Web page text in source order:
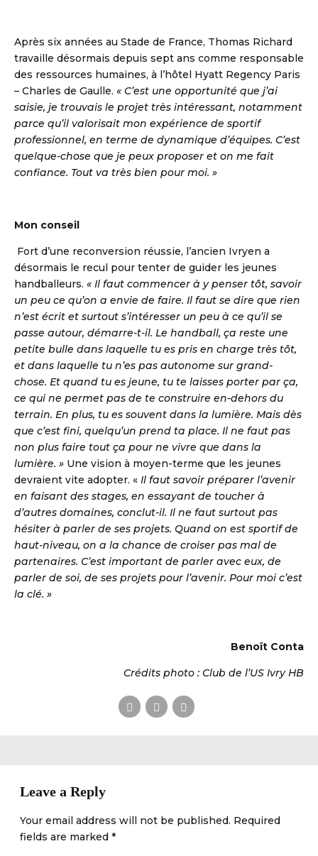
Après six années au Stade de France, Thomas Richard
travaille désormais depuis sept ans comme responsable
des ressources humaines, à l’hôtel Hyatt Regency Paris
– Charles de Gaulle. « C’est une opportunité que j’ai
saisie, je trouvais le projet très intéressant, notamment
parce qu’il valorisait mon expérience de sportif
professionnel, en terme de dynamique d’équipes. C’est
quelque-chose que je peux proposer et on me fait
confiance. Tout va très bien pour moi. »
Mon conseil
Fort d’une reconversion réussie, l’ancien Ivryen a
désormais le recul pour tenter de guider les jeunes
handballeurs. « Il faut commencer à y penser tôt, savoir
un peu ce qu’on a envie de faire. Il faut se dire que rien
n’est écrit et surtout s’intéresser un peu à ce qu’il se
passe autour, démarre-t-il. Le handball, ça reste une
petite bulle dans laquelle tu es pris en charge très tôt,
et dans laquelle tu n’es pas autonome sur grand-
chose. Et quand tu es jeune, tu te laisses porter par ça,
ce qui ne permet pas de te construire en-dehors du
terrain. En plus, tu es souvent dans la lumière. Mais dès
que c’est fini, quelqu’un prend ta place. Il ne faut pas
non plus faire tout ça pour ne vivre que dans la
lumière. » Une vision à moyen-terme que les jeunes
devraient vite adopter. « Il faut savoir préparer l’avenir
en faisant des stages, en essayant de toucher à
d’autres domaines, conclut-il. Il ne faut surtout pas
hésiter à parler de ses projets. Quand on est sportif de
haut-niveau, on a la chance de croiser pas mal de
partenaires. C’est important de parler avec eux, de
parler de soi, de ses projets pour l’avenir. Pour moi c’est
la clé. »
Benoît Conta
Crédits photo : Club de l’US Ivry HB
Leave a Reply
Your email address will not be published. Required
fields are marked *